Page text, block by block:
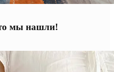
мы нашли!